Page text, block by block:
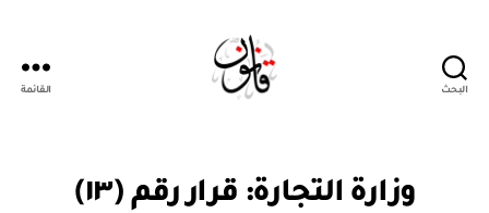
البحث القائمة
التصنيفات
وزارة التجارة: قرار رقم (١٣)